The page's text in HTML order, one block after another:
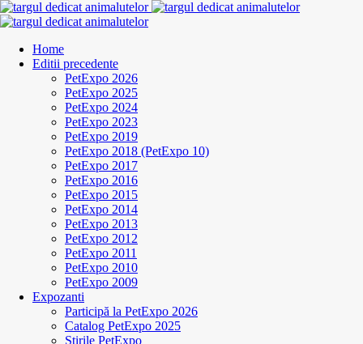
Home
Editii precedente
PetExpo 2026
PetExpo 2025
PetExpo 2024
PetExpo 2023
PetExpo 2019
PetExpo 2018 (PetExpo 10)
PetExpo 2017
PetExpo 2016
PetExpo 2015
PetExpo 2014
PetExpo 2013
PetExpo 2012
PetExpo 2011
PetExpo 2010
PetExpo 2009
Expozanti
Participă la PetExpo 2026
Catalog PetExpo 2025
Stirile PetExpo